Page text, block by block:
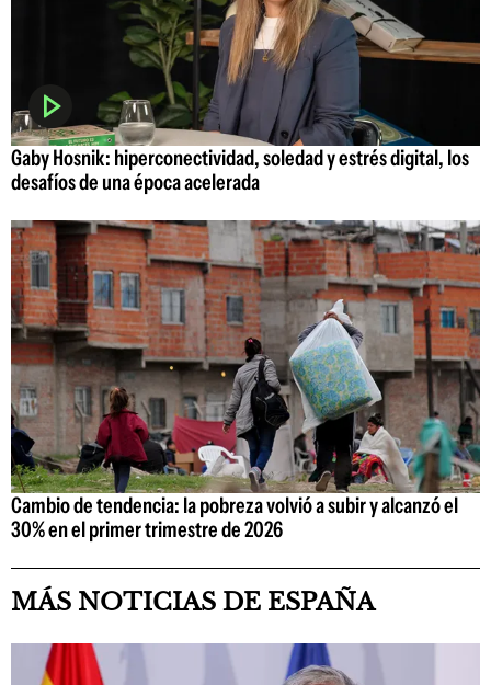
Gaby Hosnik: hiperconectividad, soledad y estrés digital, los
desafíos de una época acelerada
Cambio de tendencia: la pobreza volvió a subir y alcanzó el
30% en el primer trimestre de 2026
MÁS NOTICIAS DE ESPAÑA